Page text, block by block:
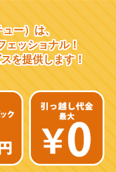
ー）は、
ェッショナル！
を提供します！